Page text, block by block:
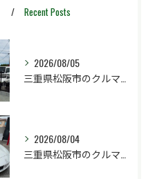
Recent Posts
2026/08/05
2026/08/04